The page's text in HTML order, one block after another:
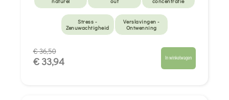
Stress -
Zenuwachtigheid
Verslavingen -
Ontwenning
€ 36,50
€ 33,94 In winkelwagen